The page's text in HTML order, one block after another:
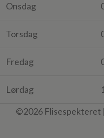
Onsdag
Torsdag
Fredag
Lørdag
©2026